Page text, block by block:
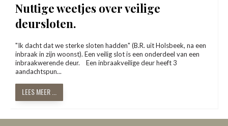
Nuttige weetjes over veilige
deursloten.
"Ik dacht dat we sterke sloten hadden" (B.R. uit Holsbeek, na een
inbraak in zijn woonst). Een veilig slot is een onderdeel van een
inbraakwerende deur. Een inbraakveilige deur heeft 3
aandachtspun...
LEES MEER ...